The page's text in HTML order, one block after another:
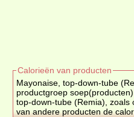
Calorieën van producten
Mayonaise, top-down-tube
productgroep
top-down-tube (Remia), zoals calorieën, ingrediënten en allergenen informatie als deze bekend zijn bij dit product. Wilt u
van andere producten de